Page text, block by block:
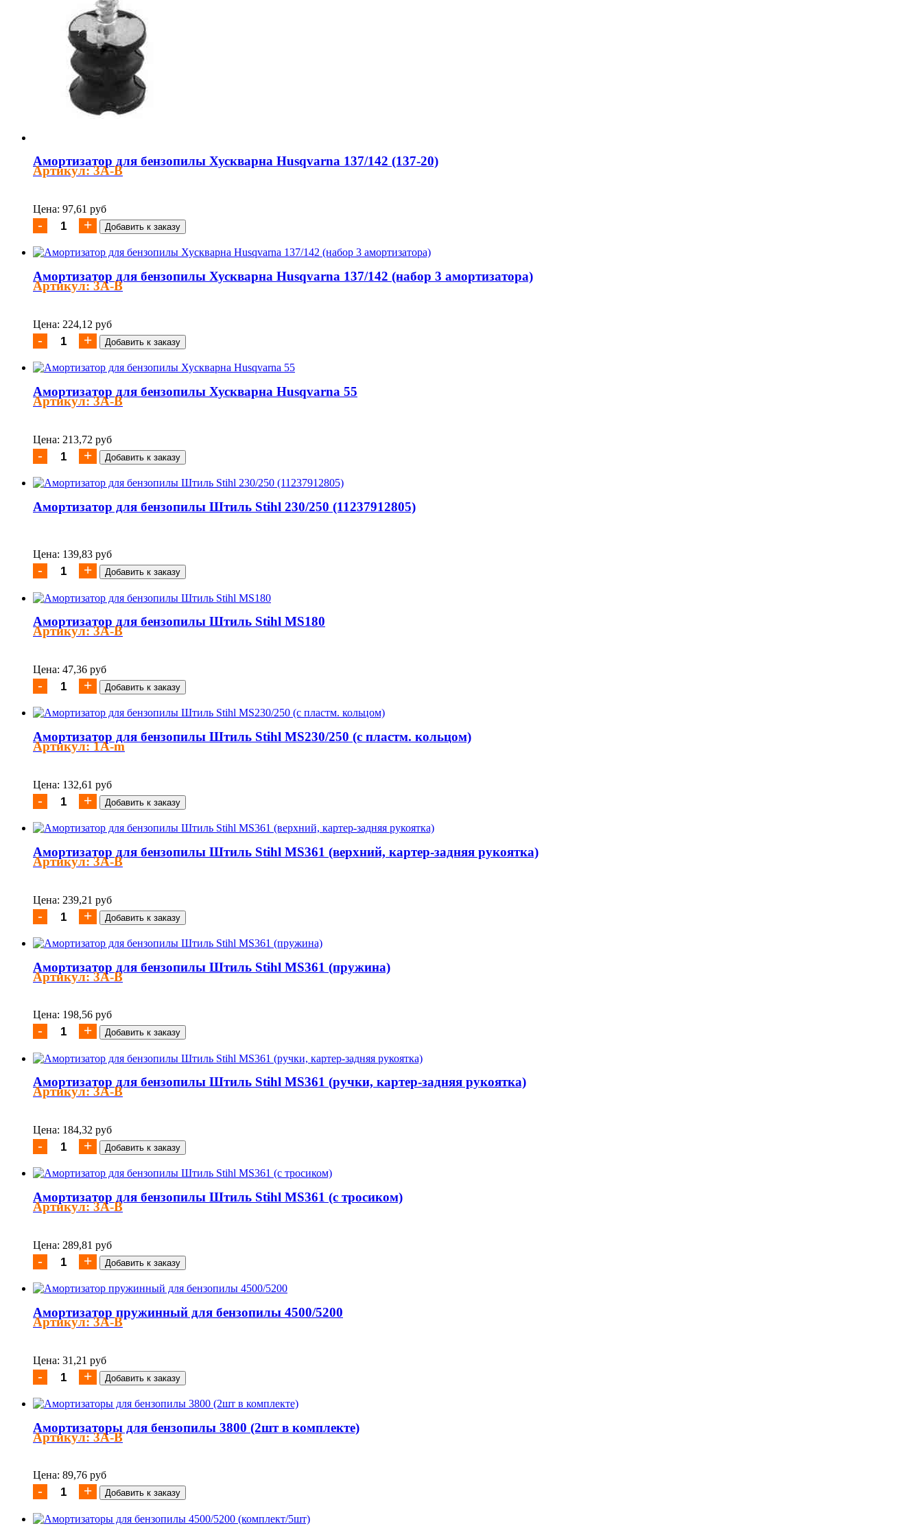
Амортизатор для бензопилы Хускварна Husqvarna 137/142 (137-20)
Артикул: 3A-B
Цена: 97,61 руб
Амортизатор для бензопилы Хускварна Husqvarna 137/142 (набор 3 амортизатора)
Артикул: 3A-B
Цена: 224,12 руб
Амортизатор для бензопилы Хускварна Husqvarna 55
Артикул: 3A-B
Цена: 213,72 руб
Амортизатор для бензопилы Штиль Stihl 230/250 (11237912805)
Цена: 139,83 руб
Амортизатор для бензопилы Штиль Stihl MS180
Артикул: 3A-B
Цена: 47,36 руб
Амортизатор для бензопилы Штиль Stihl MS230/250 (с пластм. кольцом)
Артикул: 1A-m
Цена: 132,61 руб
Амортизатор для бензопилы Штиль Stihl MS361 (верхний, картер-задняя рукоятка)
Артикул: 3A-B
Цена: 239,21 руб
Амортизатор для бензопилы Штиль Stihl MS361 (пружина)
Артикул: 3A-B
Цена: 198,56 руб
Амортизатор для бензопилы Штиль Stihl MS361 (ручки, картер-задняя рукоятка)
Артикул: 3A-B
Цена: 184,32 руб
Амортизатор для бензопилы Штиль Stihl MS361 (с тросиком)
Артикул: 3A-B
Цена: 289,81 руб
Амортизатор пружинный для бензопилы 4500/5200
Артикул: 3A-B
Цена: 31,21 руб
Амортизаторы для бензопилы 3800 (2шт в комплекте)
Артикул: 3A-B
Цена: 89,76 руб